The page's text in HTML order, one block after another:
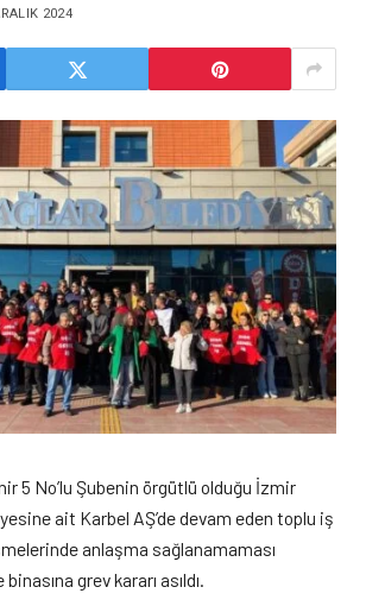
2024
5 No’lu Şubenin örgütlü olduğu İzmir
ait Karbel AŞ’de devam eden toplu iş
anlaşma sağlanamaması
grev kararı asıldı.